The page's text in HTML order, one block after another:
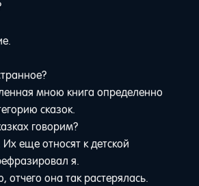
мною книга определенно
сказок.
говорим?
еще относят к детской
я.
отчего она так растерялась.